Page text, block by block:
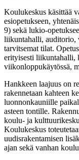
Koulukeskus käsittää
esiopetukseen,
9) sekä lukio-
liikuntahalli, auditorio,
tarvitsemat tilat.
erityisesti liikuntahalli,
viikonloppukäytössä,
Hankkeen laajuus on
rakennetaan kahteen
luonnonkauniille
asteen tontille.
koulu- ja
Koulukeskus
uudisrakentamisen
ajan sekä vanhan